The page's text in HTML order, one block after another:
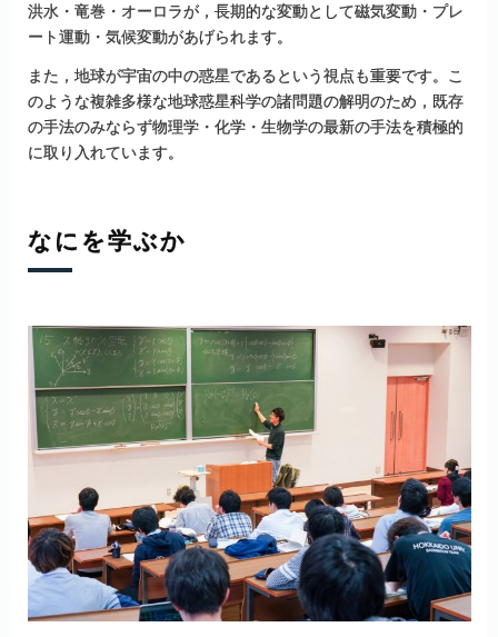
洪水・竜巻・オーロラが，長期的な変動として磁気変動・プレ
ート運動・気候変動があげられます。
また，地球が宇宙の中の惑星であるという視点も重要です。こ
のような複雑多様な地球惑星科学の諸問題の解明のため，既存
の手法のみならず物理学・化学・生物学の最新の手法を積極的
に取り入れています。
なにを学ぶか